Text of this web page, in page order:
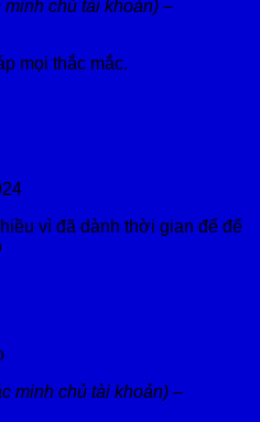
minh chủ tài khoản) –
mọi thắc mắc.
vì đã dành thời gian để để
minh chủ tài khoản) –